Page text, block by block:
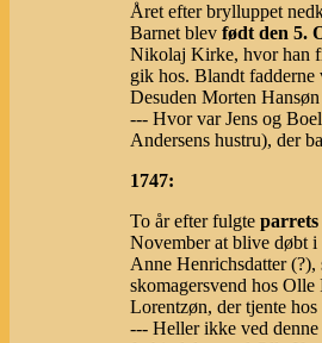
Året efter brylluppet
Barnet blev født den 5.
Nikolaj Kirke, hvor han
gik hos. Blandt fadderne
Desuden Morten
--- Hvor var Jens og
Andersens hustru), der
1747:
To år efter fulgte parrets
November at blive døbt
Anne Henrichsdatter (?),
skomagersvend hos
Lorentzøn, der tjente
--- Heller ikke ved